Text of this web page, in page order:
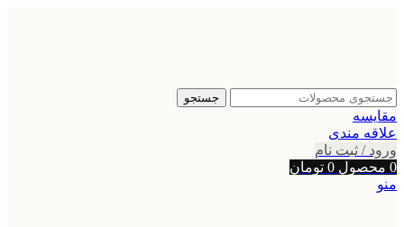
جستجو
مقایسه
علاقه مندی
ورود / ثبت نام
0 محصول 0 تومان
منو